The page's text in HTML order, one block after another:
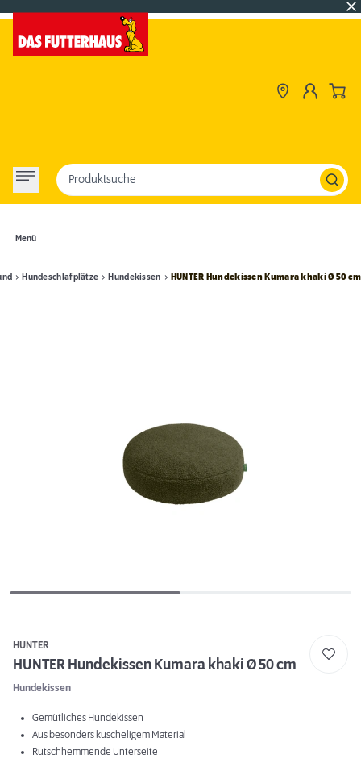
Menü
Produktsuche
Hundeschlafplätze Hundekissen HUNTER Hundekissen Kumara khaki Ø 50 cm
HUNTER
HUNTER Hundekissen Kumara khaki Ø 50 cm
Hundekissen
Gemütliches Hundekissen
Aus besonders kuscheligem Material
Rutschhemmende Unterseite